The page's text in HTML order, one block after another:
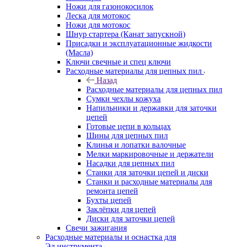
Ножи для газонокосилок
Леска для мотокос
Ножи для мотокос
Шнур стартера (Канат запускной)
Присадки и эксплуатационные жидкости
(Масла)
Ключи свечные и спец ключи
Расходные материалы для цепных пил
Назад
Расходные материалы для цепных пил
Сумки чехлы кожуха
Напильники и державки для заточки
цепей
Готовые цепи в кольцах
Шины для цепных пил
Клинья и лопатки валочные
Мелки маркировочные и держатели
Насадки для цепных пил
Станки для заточки цепей и диски
Станки и расходные материалы для
ремонта цепей
Бухты цепей
Заклёпки для цепей
Диски для заточки цепей
Свечи зажигания
Расходные материалы и оснастка для